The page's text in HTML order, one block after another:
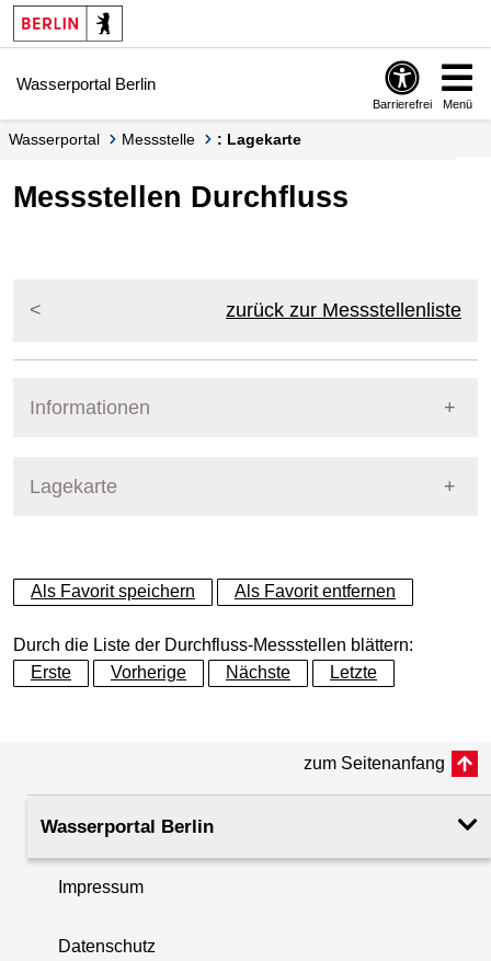
Springe zur Navigation
Springe zum Inhalt
Wasserportal Berlin
Barrierefrei Menü
Wasserportal Messstelle : Lagekarte
Messstellen Durchfluss
zurück zur Messstellenliste
Informationen
Lagekarte
+
−
Als Favorit speichern Als Favorit entfernen
Durch die Liste der Durchfluss-Messstellen blättern:
Erste
Vorherige Nächste Letzte
zum Seitenanfang
Wasserportal Berlin
Impressum
Datenschutz